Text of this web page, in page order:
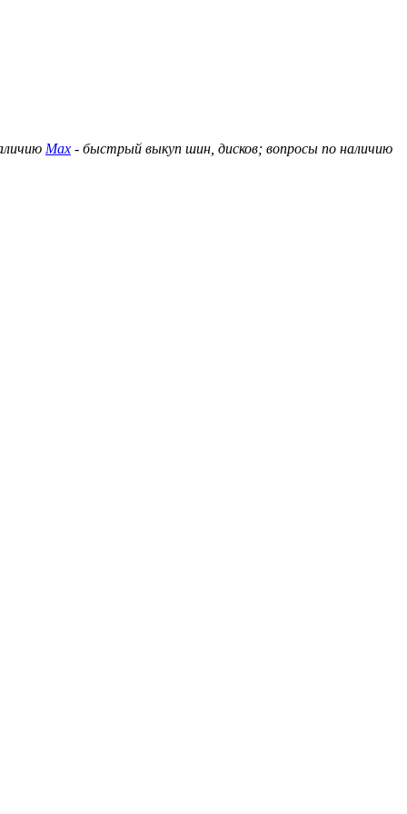
Max - быстрый выкуп шин, дисков; вопросы по наличию